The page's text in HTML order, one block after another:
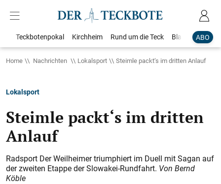
ABO
Teckbotenpokal Kirchheim Rund um die Teck Blaulicht
Home Nachrichten Lokalsport Steimle packt‘s im dritten Anlauf
Lokalsport
Steimle packt‘s im dritten
Anlauf
Radsport Der Weilheimer triumphiert im Duell mit Sagan auf
der zweiten Etappe der Slowakei-Rundfahrt. Von Bernd
Köble